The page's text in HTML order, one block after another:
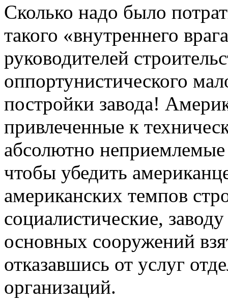
Сколько надо было
такого «внутреннего
руководителей
оппортунистического
постройки завода!
привлеченные к
абсолютно неприемлемые
чтобы убедить
американских темпов
социалистические,
основных сооружений
отказавшись от услуг
организаций.